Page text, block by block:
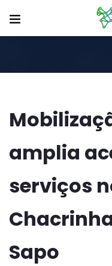
amplia
serviços
Sapo